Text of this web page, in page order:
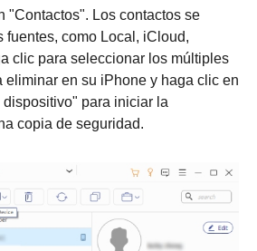
"Contactos". Los contactos se
fuentes, como Local, iCloud,
clic para seleccionar los múltiples
eliminar en su iPhone y haga clic en
para iniciar la
copia de seguridad.